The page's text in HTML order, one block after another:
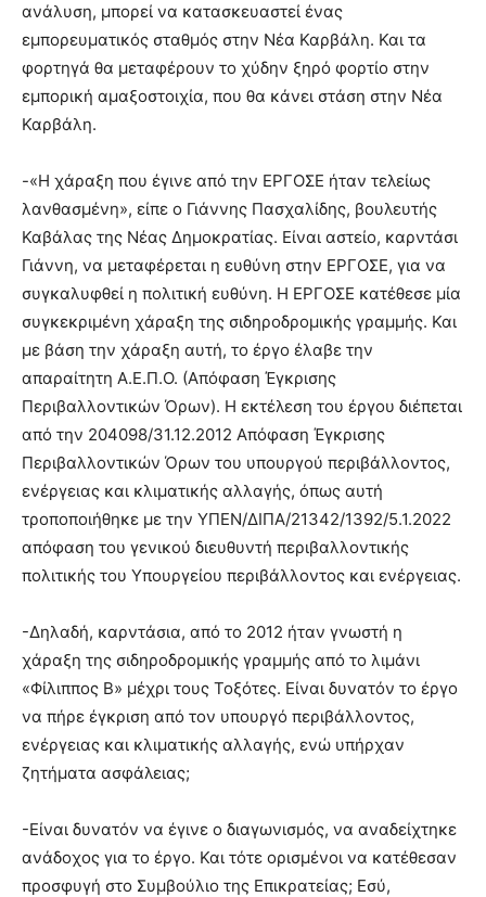
ανάλυση, μπορεί να κατασκευαστεί ένας
εμπορευματικός σταθμός στην Νέα Καρβάλη. Και τα
φορτηγά θα μεταφέρουν το χύδην ξηρό φορτίο στην
εμπορική αμαξοστοιχία, που θα κάνει στάση στην Νέα
Καρβάλη.
-«Η χάραξη που έγινε από την ΕΡΓΟΣΕ ήταν τελείως
λανθασμένη», είπε ο Γιάννης Πασχαλίδης, βουλευτής
Καβάλας της Νέας Δημοκρατίας. Είναι αστείο, καρντάσι
Γιάννη, να μεταφέρεται η ευθύνη στην ΕΡΓΟΣΕ, για να
συγκαλυφθεί η πολιτική ευθύνη. Η ΕΡΓΟΣΕ κατέθεσε μία
συγκεκριμένη χάραξη της σιδηροδρομικής γραμμής. Και
με βάση την χάραξη αυτή, το έργο έλαβε την
απαραίτητη Α.Ε.Π.Ο. (Απόφαση Έγκρισης
Περιβαλλοντικών Όρων). Η εκτέλεση του έργου διέπεται
από την 204098/31.12.2012 Απόφαση Έγκρισης
Περιβαλλοντικών Όρων του υπουργού περιβάλλοντος,
ενέργειας και κλιματικής αλλαγής, όπως αυτή
τροποποιήθηκε με την ΥΠΕΝ/ΔΙΠΑ/21342/1392/5.1.2022
απόφαση του γενικού διευθυντή περιβαλλοντικής
πολιτικής του Υπουργείου περιβάλλοντος και ενέργειας.
-Δηλαδή, καρντάσια, από το 2012 ήταν γνωστή η
χάραξη της σιδηροδρομικής γραμμής από το λιμάνι
«Φίλιππος Β» μέχρι τους Τοξότες. Είναι δυνατόν το έργο
να πήρε έγκριση από τον υπουργό περιβάλλοντος,
ενέργειας και κλιματικής αλλαγής, ενώ υπήρχαν
ζητήματα ασφάλειας;
-Είναι δυνατόν να έγινε ο διαγωνισμός, να αναδείχτηκε
ανάδοχος για το έργο. Και τότε ορισμένοι να κατέθεσαν
προσφυγή στο Συμβούλιο της Επικρατείας; Εσύ,